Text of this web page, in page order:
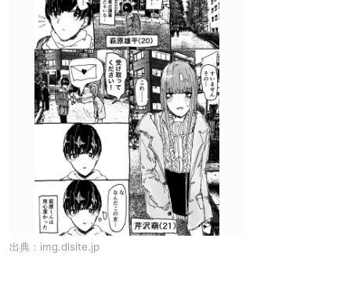
出典： img.dlsite.jp